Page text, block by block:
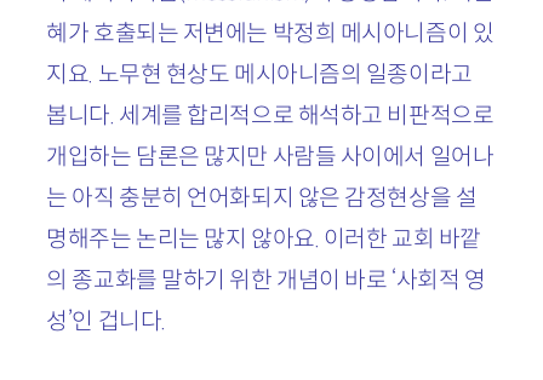
혜가 호출되는 저변에는 박정희 메시아니즘이 있
지요. 노무현 현상도 메시아니즘의 일종이라고
봅니다. 세계를 합리적으로 해석하고 비판적으로
개입하는 담론은 많지만 사람들 사이에서 일어나
는 아직 충분히 언어화되지 않은 감정현상을 설
명해주는 논리는 많지 않아요. 이러한 교회 바깥
의 종교화를 말하기 위한 개념이 바로 ‘사회적 영
성’인 겁니다.